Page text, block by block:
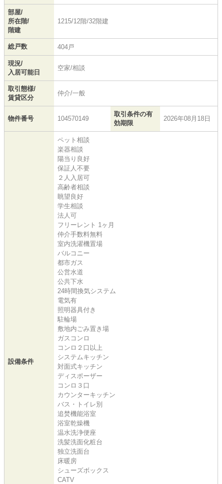
部屋/
所在階/
階建
1215/12階/32階建
総戸数 404戸
現況/
入居可能日
空家/相談
取引態様/
賃貸区分
仲介/一般
物件番号 104570149
取引条件の有
効期限
2026年08月18日
設備条件
ペット相談
楽器相談
陽当り良好
保証人不要
２人入居可
高齢者相談
眺望良好
学生相談
法人可
フリーレント 1ヶ月
仲介手数料無料
室内洗濯機置場
バルコニー
都市ガス
公営水道
公共下水
24時間換気システム
電気有
照明器具付き
駐輪場
敷地内ごみ置き場
ガスコンロ
コンロ２口以上
システムキッチン
対面式キッチン
ディスポーザー
コンロ３口
カウンターキッチン
バス・トイレ別
追焚機能浴室
浴室乾燥機
温水洗浄便座
洗髪洗面化粧台
独立洗面台
床暖房
シューズボックス
CATV